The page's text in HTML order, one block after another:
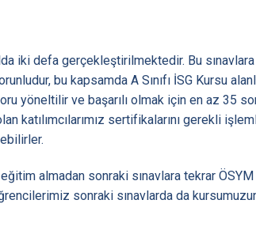
iki defa gerçekleştirilmektedir. Bu
bu kapsamda A Sınıfı İSG Kursu
yöneltilir ve başarılı olmak için en az 35
katılımcılarımız sertifikalarını gerekli
almadan sonraki sınavlara tekrar
sonraki sınavlarda da